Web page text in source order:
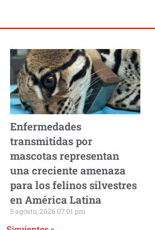
Enfermedades
transmitidas por
mascotas representan
una creciente amenaza
para los felinos silvestres
en América Latina
5 agosto, 2026 07:01 pm